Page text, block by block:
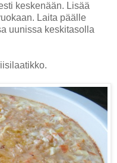
keskenään. Lisää
Laita päälle
uunissa keskitasolla